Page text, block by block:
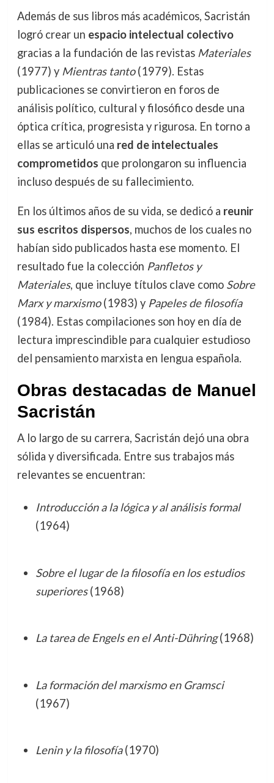
Además de sus libros más académicos, Sacristán
logró crear un espacio intelectual colectivo
gracias a la fundación de las revistas Materiales
(1977) y Mientras tanto(1979). Estas
publicaciones se convirtieron en foros de
análisis político, cultural y filosófico desde una
óptica crítica, progresista y rigurosa. En torno a
ellas se articuló una red de intelectuales
comprometidos que prolongaron su influencia
incluso después de su fallecimiento.
En los últimos años de su vida, se dedicó a reunir
sus escritos dispersos, muchos de los cuales no
habían sido publicados hasta ese momento. El
resultado fue la colección Panfletos y
Materiales, que incluye títulos clave como Sobre
Marx y marxismo(1983) y Papeles de filosofía
(1984). Estas compilaciones son hoy en día de
lectura imprescindible para cualquier estudioso
del pensamiento marxista en lengua española.
Obras destacadas de Manuel
Sacristán
A lo largo de su carrera, Sacristán dejó una obra
sólida y diversificada. Entre sus trabajos más
relevantes se encuentran:
Introducción a la lógica y al análisis formal
(1964)
Sobre el lugar de la filosofía en los estudios
superiores(1968)
La tarea de Engels en el Anti-Dühring(1968)
La formación del marxismo en Gramsci
(1967)
Lenin y la filosofía(1970)